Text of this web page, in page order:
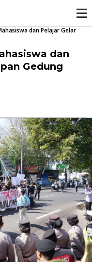
M
dan Pelajar Gelar
dan
Gedung